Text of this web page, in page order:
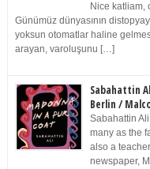
Nice katliam,
Günümüz dünyasının
yoksun otomatlar haline
arayan, varoluşunu […]
Sabahattin
Berlin /
Sabahattin
many as the
also a
newspaper,